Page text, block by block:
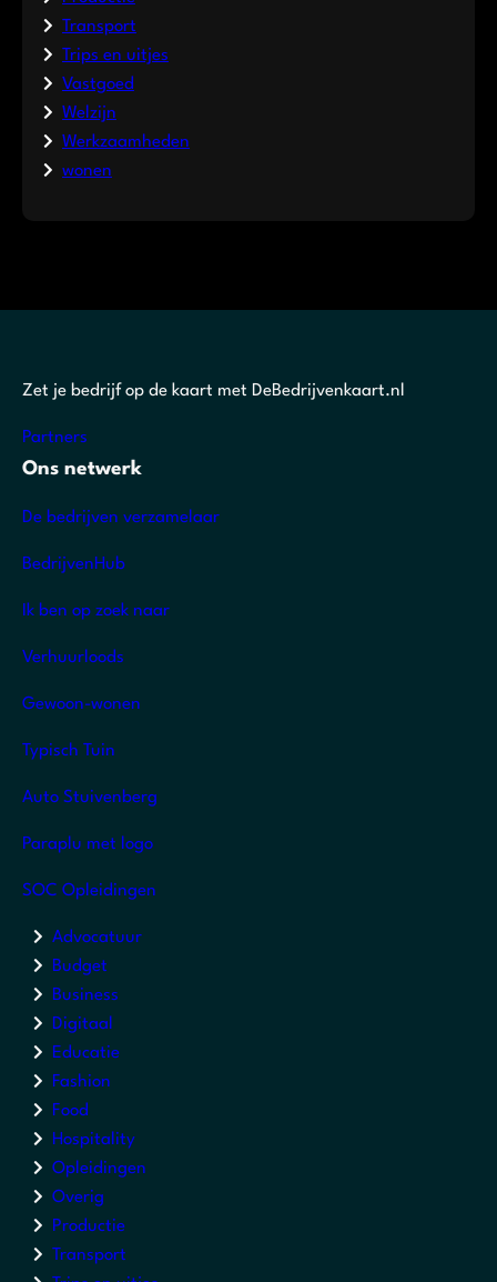
Transport
Trips en uitjes
Vastgoed
Welzijn
Werkzaamheden
wonen
Zet je bedrijf op de kaart met DeBedrijvenkaart.nl
Partners
Ons netwerk
De bedrijven verzamelaar
BedrijvenHub
Ik ben op zoek naar
Verhuurloods
Gewoon-wonen
Typisch Tuin
Auto Stuivenberg
Paraplu met logo
SOC Opleidingen
Advocatuur
Budget
Business
Digitaal
Educatie
Fashion
Food
Hospitality
Opleidingen
Overig
Productie
Transport